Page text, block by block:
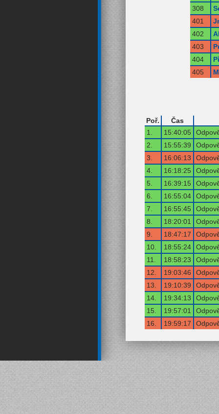
308
401
402
403
404
405
Poř.
Čas
1.
15:40:05
2.
15:55:39
3.
16:06:13
4.
16:18:25
5.
16:39:15
6.
16:55:04
7.
16:55:45
8.
18:20:01
9.
18:47:17
10.
18:55:24
11.
18:58:23
12.
19:03:46
13.
19:10:39
14.
19:34:13
15.
19:57:01
16.
19:59:17